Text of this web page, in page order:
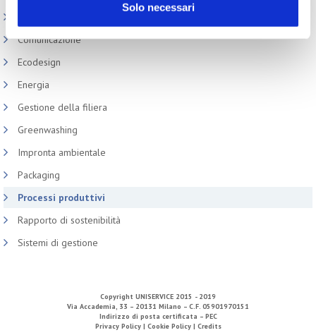
Solo necessari
Comunicazione
Ecodesign
Energia
Gestione della filiera
Greenwashing
Impronta ambientale
Packaging
Processi produttivi
Rapporto di sostenibilità
Sistemi di gestione
Copyright UNISERVICE 2015 - 2019
Via Accademia, 33 – 20131 Milano – C.F. 05901970151
Indirizzo di posta certificata – PEC
Privacy Policy | Cookie Policy | Credits